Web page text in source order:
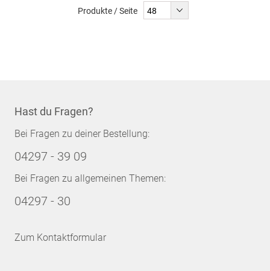
Produkte / Seite
Hast du Fragen?
Bei Fragen zu deiner Bestellung:
04297 - 39 09
Bei Fragen zu allgemeinen Themen:
04297 - 30
Zum Kontaktformular